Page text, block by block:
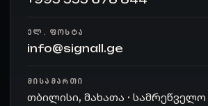
ᲔᲚ. ᲤᲝᲡᲢᲐ
info@signall.ge
ᲛᲘᲡᲐᲛᲐᲠᲗᲘ
თბილისი, მახათა · სამრეწველო